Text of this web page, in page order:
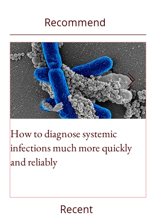
Recommend
How to diagnose systemic
infections much more quickly
and reliably
Recent